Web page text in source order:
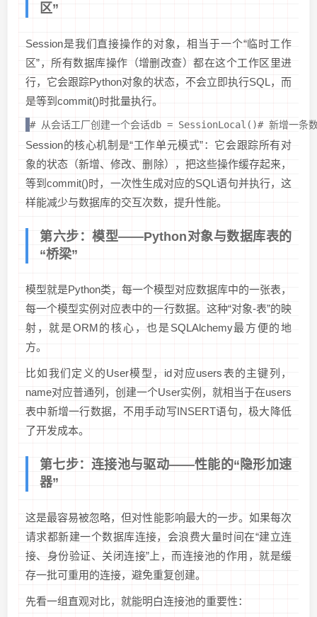
区”
Session是我们直接操作的对象，相当于一个“临时工作
区”，所有数据库操作（增删改查）都在这个工作区里进
行，它会跟踪Python对象的状态，不会立即执行SQL，而
是等到commit()时批量执行。
# 从会话工厂创建一个会话db = SessionLocal()# 新增
Session的核心机制是“工作单元模式”：它会跟踪所有对
象的状态（新增、修改、删除），把这些操作缓存起来，
等到commit()时，一次性生成对应的SQL语句并执行，这
样能减少与数据库的交互次数，提升性能。
第六步：模型——Python对象与数据库表的
“桥梁”
模型就是Python类，每一个模型对应数据库中的一张表，
每一个模型实例对应表中的一行数据。这种“对象-表”的映
射，就是ORM的核心，也是SQLAlchemy最方便的地
方。
比如我们定义的User模型，id对应users表的主键列，
name对应普通列，创建一个User实例，就相当于在users
表中新增一行数据，不用手动写INSERT语句，极大降低
了开发成本。
第七步：连接池与驱动——性能的“隐形加速
器”
这是最容易被忽略，但对性能影响最大的一步。如果每次
请求都新建一个数据库连接，会浪费大量时间在“建立连
接、身份验证、关闭连接”上，而连接池的作用，就是缓
存一批可重用的连接，避免重复创建。
先看一组直观对比，就能明白连接池的重要性：